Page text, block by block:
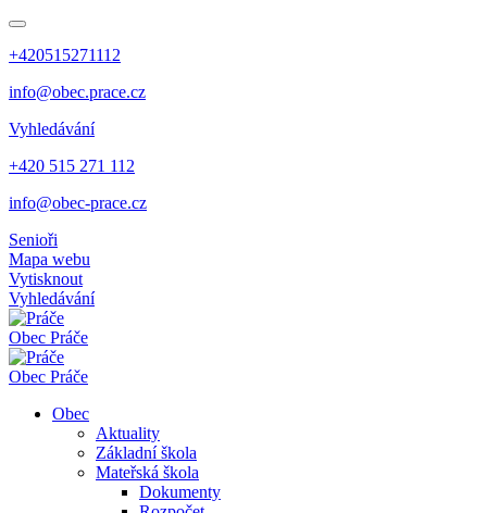
+420515271112
info@obec.prace.cz
Vyhledávání
+420 515 271 112
info@obec-prace.cz
Senioři
Mapa webu
Vytisknout
Vyhledávání
Obec Práče
Obec Práče
Obec
Aktuality
Základní škola
Mateřská škola
Dokumenty